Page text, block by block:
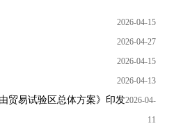
2026-04-15
2026-04-27
2026-04-15
2026-04-13
贸易试验区总体方案》印发2026-04-
11